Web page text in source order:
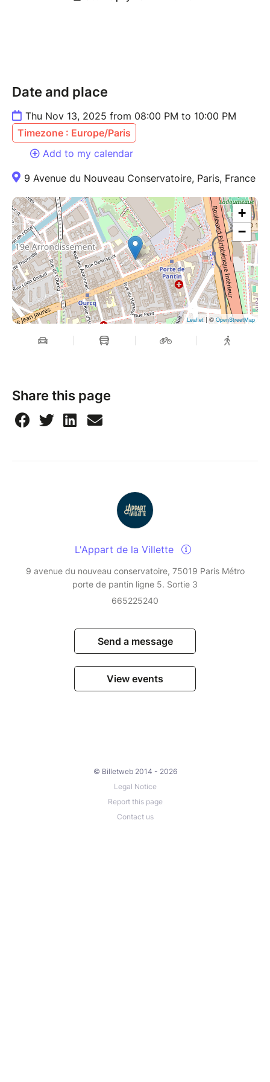
Date and place
Thu Nov 13, 2025 from 08:00 PM to 10:00 PM
Timezone : Europe/Paris
Add to my calendar
9 Avenue du Nouveau Conservatoire, Paris, France
+
−
Leaflet | © OpenStreetMap
Share this page
L'Appart de la Villette
9 avenue du nouveau conservatoire, 75019 Paris Métro
porte de pantin ligne 5. Sortie 3
665225240
Send a message
View events
© Billetweb 2014 - 2026
Legal Notice
Report this page
Contact us